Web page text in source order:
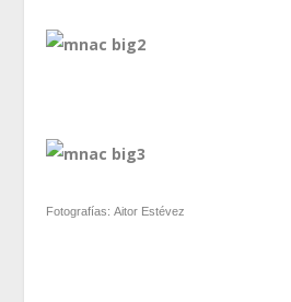
Fotografías:Aitor Estévez